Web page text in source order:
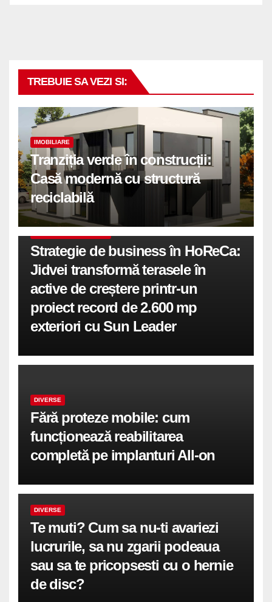
TREBUIE SA VEZI SI:
IMOBILIARE
Tranziția verde în construcții:
Casă modernă cu structură
reciclabilă
Strategie de business în HoReCa:
Jidvei transformă terasele în
active de creștere printr-un
proiect record de 2.600 mp
exteriori cu Sun Leader
DIVERSE
Fără proteze mobile: cum
funcționează reabilitarea
completă pe implanturi All-on
DIVERSE
Te muti? Cum sa nu-ti avariezi
lucrurile, sa nu zgarii podeaua
sau sa te pricopsesti cu o hernie
de disc?